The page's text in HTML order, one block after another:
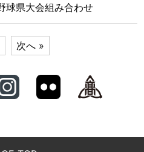
球県大会組み合わせ
次へ »